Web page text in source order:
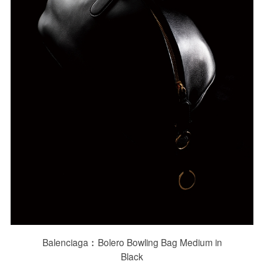
Balenciaga︰Bolero Bowling Bag Medium in
Black